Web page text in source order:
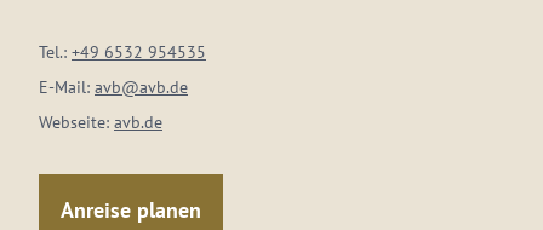
Tel.: +49 6532 954535
E-Mail: avb@avb.de
Webseite: avb.de
Anreise planen